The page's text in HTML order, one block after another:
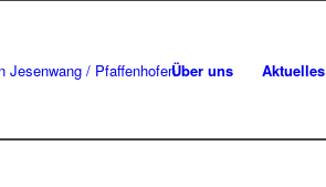
Über uns Aktuelles